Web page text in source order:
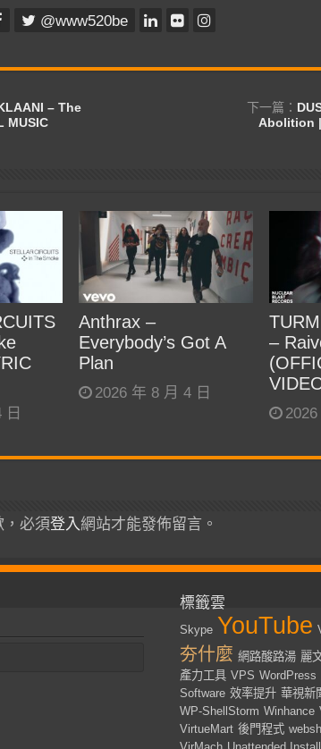
@www520be
– The
MUSIC
下一篇：
Abolition
日
Anthrax –
Everybody’s Got A
Plan
2026 年 8 月 4 日
–
，必須登入網站才能發佈留言。
標籤雲
Skype YouTube
夯什麼 網路酸路湯 麗
產力工具 VPS WordPress
Software 效率提升 華視新
WP-ShellStorm Winhance
VirtueMart 後門程式